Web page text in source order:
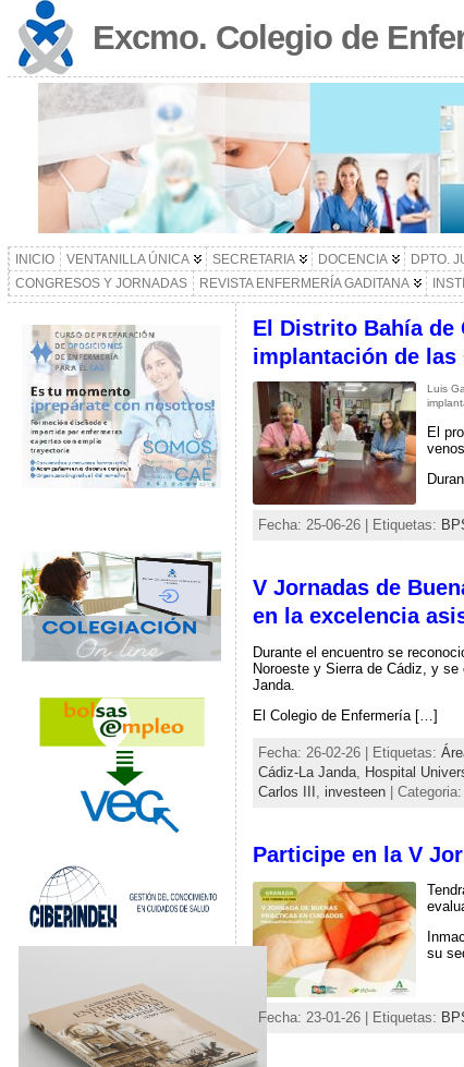
Excmo. Colegio de
INICIO VENTANILLA ÚNICA SECRETARIA DOCENCIA DPTO.
CONGRESOS Y JORNADAS
REVISTA ENFERMERÍA GADITANA
El Distrito Bahía de
implantación de las
Luis
El
Fecha: 25-06-26 | Etiquetas:
V Jornadas de
en la excelencia
Durante el encuentro se
Noroeste y Sierra de Cádiz, y
Janda.
El Colegio de Enfermería […]
Fecha: 26-02-26 | Etiquetas:
Cádiz-La Janda, Hospital
Carlos III investeen| Categoria:
Participe en la V
su
Fecha: 23-01-26 | Etiquetas: